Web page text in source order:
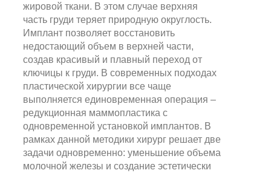
жировой ткани. В этом случае верхняя
часть груди теряет природную округлость.
Имплант позволяет восстановить
недостающий объем в верхней части,
создав красивый и плавный переход от
ключицы к груди. В современных подходах
пластической хирургии все чаще
выполняется единовременная операция –
редукционная маммопластика с
одновременной установкой имплантов. В
рамках данной методики хирург решает две
задачи одновременно: уменьшение объема
молочной железы и создание эстетически